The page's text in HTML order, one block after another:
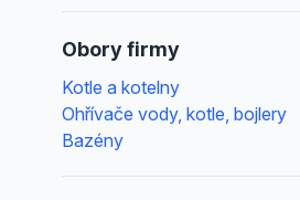
Obory firmy
Kotle a kotelny
Ohřívače vody, kotle, bojlery
Bazény